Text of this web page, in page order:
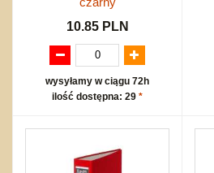
10.85 PLN
wysyłamy w ciągu 72h
ilość dostępna: 29 *